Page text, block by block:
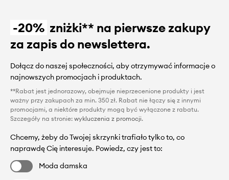
-20% zniżki** na pierwsze zakupy
za zapis do newslettera.
Dołącz do naszej społeczności, aby otrzymywać informacje o
najnowszych promocjach i produktach.
**Rabat jest jednorazowy, obejmuje nieprzecenione produkty i jest
ważny przy zakupach za min. 350 zł. Rabat nie łączy się z innymi
promocjami, a niektóre produkty mogą być wyłączone z rabatu.
Szczegóły na stronie: wykluczenia z promocji.
Chcemy, żeby do Twojej skrzynki trafiało tylko to, co
naprawdę Cię interesuje. Powiedz, czy jest to:
Moda damska